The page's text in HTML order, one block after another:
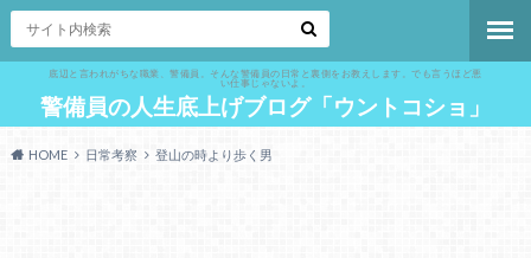
底辺と言われがちな職業、警備員。そんな警備員の日常と裏側をお教えします。でも言うほど悪
い仕事じゃないよ。
警備員の人生底上げブログ「ウントコショ」
HOME 日常考察 登山の時より歩く男